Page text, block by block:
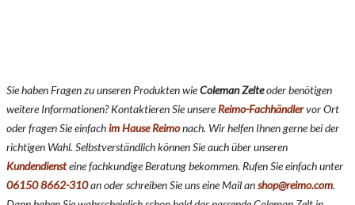
Sie haben Fragen zu unseren Produkten wieColeman Zelteoder benötigen
weitere Informationen? Kontaktieren Sie unsereReimo-Fachhändlervor Ort
oder fragen Sie einfachim Hause Reimonach. Wir helfen Ihnen gerne bei der
richtigen Wahl. Selbstverständlich können Sie auch über unseren
Kundendiensteine fachkundige Beratung bekommen. Rufen Sie einfach unter
06150 8662-310an oder schreiben Sie uns eine Mail anshop@reimo.com.